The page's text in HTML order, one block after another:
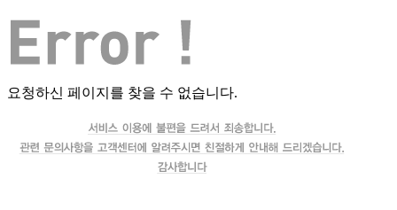
요청하신 페이지를 찾을 수 없습니다.